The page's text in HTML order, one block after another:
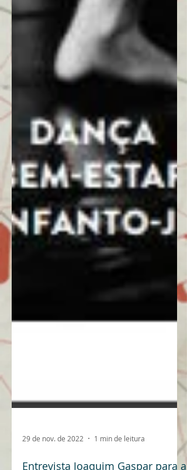
29 de nov. de 2022 1 min de leitura